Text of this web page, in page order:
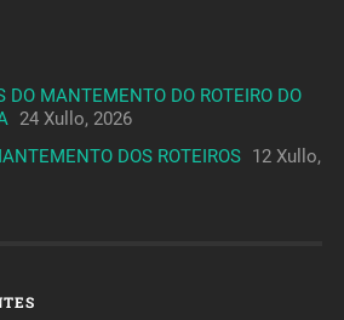
DO MANTEMENTO DO ROTEIRO DO
24 Xullo, 2026
DOS ROTEIROS 12 Xullo,